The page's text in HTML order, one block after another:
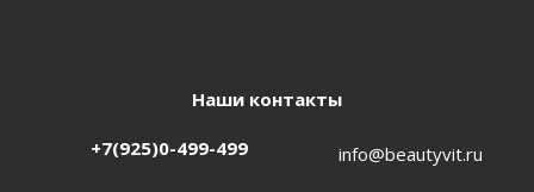
Наши контакты
+7(925)0-499-499 info@beautyvit.ru